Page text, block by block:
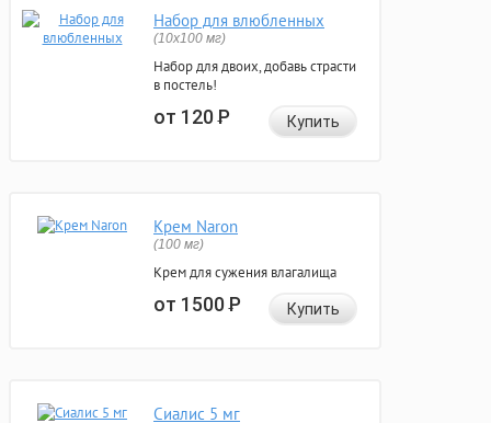
Набор для влюбленных
(10х100 мг)
Набор для двоих, добавь страсти
в постель!
от 120Р Купить
Крем Naron
(100 мг)
Крем для сужения влагалища
от 1500Р Купить
Сиалис 5 мг